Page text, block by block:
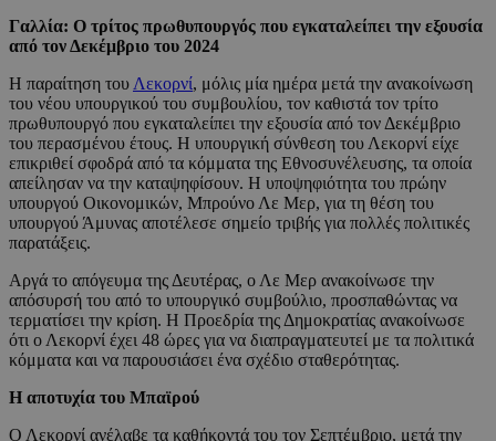
Γαλλία: Ο τρίτος πρωθυπουργός που εγκαταλείπει την εξουσία
από τον Δεκέμβριο του 2024
Η παραίτηση του Λεκορνί, μόλις μία ημέρα μετά την ανακοίνωση
του νέου υπουργικού του συμβουλίου, τον καθιστά τον τρίτο
πρωθυπουργό που εγκαταλείπει την εξουσία από τον Δεκέμβριο
του περασμένου έτους. Η υπουργική σύνθεση του Λεκορνί είχε
επικριθεί σφοδρά από τα κόμματα της Εθνοσυνέλευσης, τα οποία
απείλησαν να την καταψηφίσουν. Η υποψηφιότητα του πρώην
υπουργού Οικονομικών, Μπρούνο Λε Μερ, για τη θέση του
υπουργού Άμυνας αποτέλεσε σημείο τριβής για πολλές πολιτικές
παρατάξεις.
Αργά το απόγευμα της Δευτέρας, ο Λε Μερ ανακοίνωσε την
απόσυρσή του από το υπουργικό συμβούλιο, προσπαθώντας να
τερματίσει την κρίση. Η Προεδρία της Δημοκρατίας ανακοίνωσε
ότι ο Λεκορνί έχει 48 ώρες για να διαπραγματευτεί με τα πολιτικά
κόμματα και να παρουσιάσει ένα σχέδιο σταθερότητας.
Η αποτυχία του Μπαϊρού
Ο Λεκορνί ανέλαβε τα καθήκοντά του τον Σεπτέμβριο, μετά την